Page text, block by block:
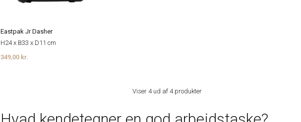
Eastpak Jr Dasher
H24 x B33 x D11 cm
349,00 kr.
Viser 4 ud af 4 produkter